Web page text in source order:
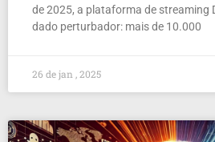
de 2025, a plataforma de streaming
dado perturbador: mais de 10.000
26 de jan , 2025